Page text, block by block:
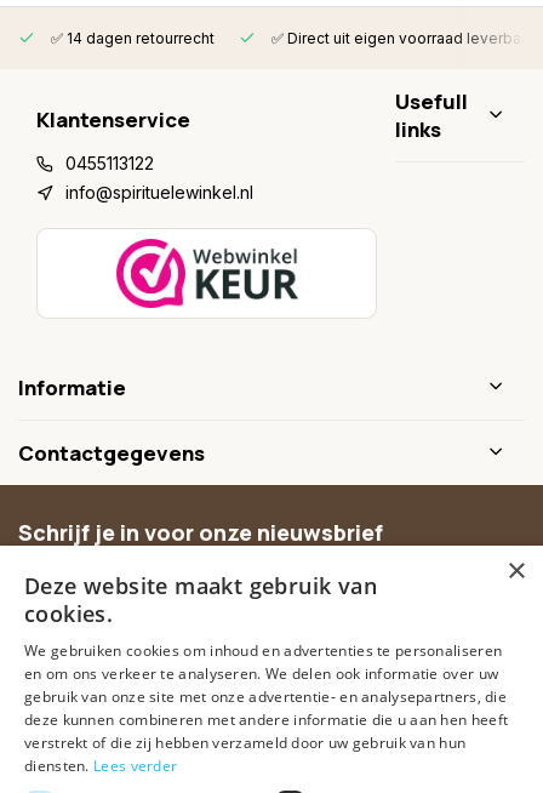
✅ 14 dagen retourrecht ✅ Direct uit eigen voorraad leverbaar
Klantenservice
0455113122
info@spirituelewinkel.nl
Usefull
links
Informatie
Contactgegevens
Schrijf je in voor onze nieuwsbrief
aanbiedingen.
Abonneer
×
Deze website maakt gebruik van
cookies.
We gebruiken cookies om inhoud en advertenties te personaliseren
en om ons verkeer te analyseren. We delen ook informatie over uw
gebruik van onze site met onze advertentie- en analysepartners, die
deze kunnen combineren met andere informatie die u aan hen heeft
verstrekt of die zij hebben verzameld door uw gebruik van hun
diensten. Lees verder